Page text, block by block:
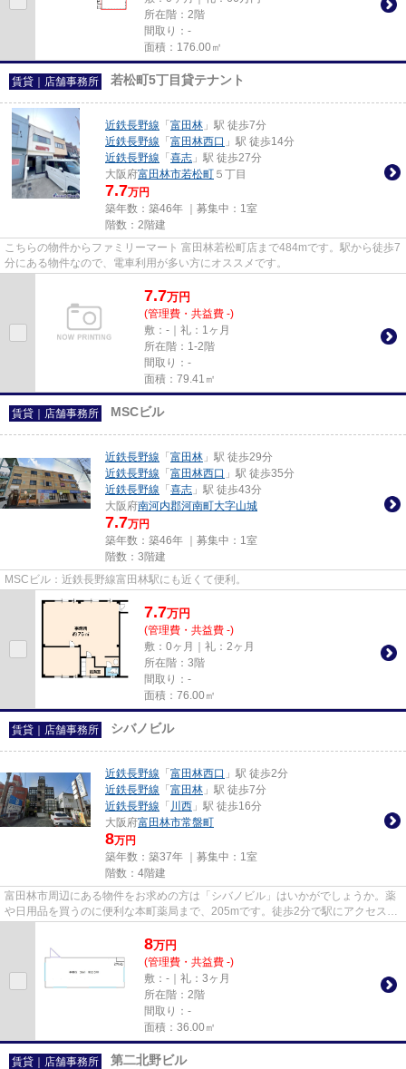
所在階：2階
間取り：-
面積：176.00㎡
賃貸｜店舗事務所 若松町5丁目貸テナント
近鉄長野線 「 富田林 」駅 徒歩7分
近鉄長野線 「 富田林西口 」駅 徒歩14分
近鉄長野線 「 喜志 」駅 徒歩27分
大阪府富田林市若松町 ５丁目
7.7万円
築年数：築46年 ｜募集中： 1室
階数：2階建
こちらの物件からファミリーマート 富田林若松町店まで484mです。駅から徒歩7
分にある物件なので、電車利用が多い方にオススメです。
7.7万円
(管理費・共益費 -)
敷：-｜礼：1ヶ月
所在階：1-2階
間取り：-
面積：79.41㎡
賃貸｜店舗事務所 MSCビル
近鉄長野線 「 富田林 」駅 徒歩29分
近鉄長野線 「 富田林西口 」駅 徒歩35分
近鉄長野線 「 喜志 」駅 徒歩43分
大阪府南河内郡河南町大字山城
7.7万円
築年数：築46年 ｜募集中： 1室
階数：3階建
MSCビル：近鉄長野線富田林駅にも近くて便利。
7.7万円
(管理費・共益費 -)
敷：0ヶ月｜礼：2ヶ月
所在階：3階
間取り：-
面積：76.00㎡
賃貸｜店舗事務所 シバノビル
近鉄長野線 「 富田林西口 」駅 徒歩2分
近鉄長野線 「 富田林 」駅 徒歩7分
近鉄長野線 「 川西 」駅 徒歩16分
大阪府富田林市常盤町
8万円
築年数：築37年 ｜募集中： 1室
階数：4階建
富田林市周辺にある物件をお求めの方は「シバノビル」はいかがでしょうか。薬
や日用品を買うのに便利な本町薬局まで、205mです。徒歩2分で駅にアクセス可
8万円
(管理費・共益費 -)
敷：-｜礼：3ヶ月
所在階：2階
間取り：-
面積：36.00㎡
賃貸｜店舗事務所 第二北野ビル